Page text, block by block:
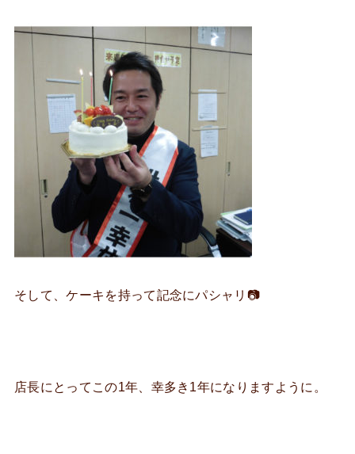
そして、ケーキを持って記念にパシャリ📷
店長にとってこの1年、幸多き1年になりますように。